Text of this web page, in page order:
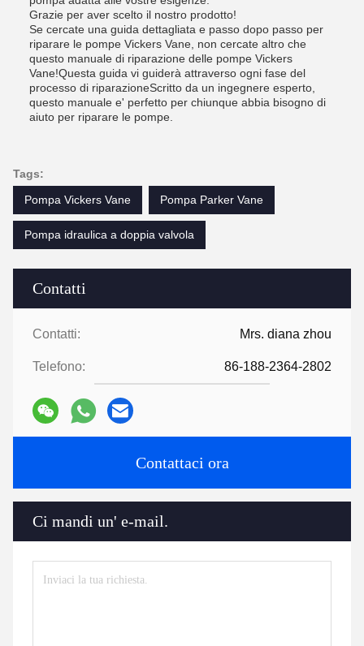
Contatti
Contatti: Mrs. diana zhou
Telefono: 86-188-2364-2802
Contattaci ora
Ci mandi un' e-mail.
Grazie per aver scelto il nostro prodotto!
Se cercate una guida dettagliata e passo dopo passo per
riparare le pompe Vickers Vane, non cercate altro che
questo manuale di riparazione delle pompe Vickers
Vane!Questa guida vi guiderà attraverso ogni fase del
processo di riparazioneScritto da un ingegnere esperto,
questo manuale e' perfetto per chiunque abbia bisogno di
aiuto per riparare le pompe.
Tags:
Pompa Vickers Vane
Pompa Parker Vane
Pompa idraulica a doppia valvola